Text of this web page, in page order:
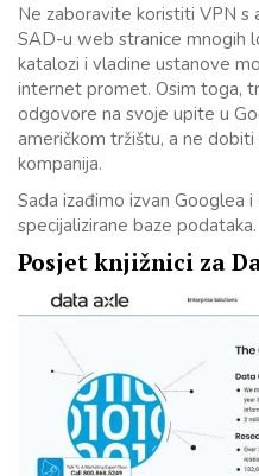
Ne zaboravite koristiti VPN s
SAD-u web stranice mnogih
katalozi i vladine ustanove
internet promet. Osim toga,
odgovore na svoje upite u
američkom tržištu, a ne
kompanija.
Sada izađimo izvan Googlea
specijalizirane baze podataka.
Posjet knjižnici za